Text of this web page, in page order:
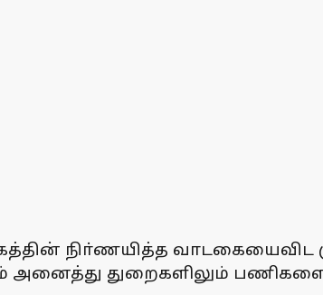
நிா்ணயித்த
அனைத்து துறைகளிலும்